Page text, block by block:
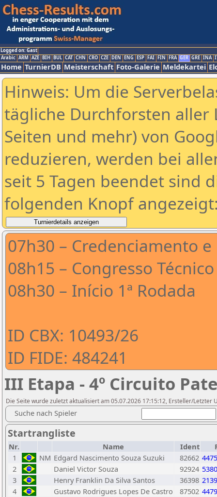
Logged on: Gast
Arabic ARM AZE BIH BUL CAT CHN CRO CZE DEN ENG ESP FAI FIN FRA GER GRE INA
Home TurnierDB Meisterschaft Foto-Galerie Meldekartei
Hinweis: Um die
tägliche Durchforsten aller
Seiten und mehr) von
reduzieren, werden bei
seit 5 Tagen beendet sind
folgenden Knopf
07h30 – Credenciamento
08h15 – Congresso
08h30 – Início 1ª Rodada
ID CBX: 10493/26
ID FIDE: 484241
III Etapa - 4º Circuito
Die Seite wurde zuletzt aktualisiert am 05.07.2026 17:15:12, Ersteller/Letzter
Suche nach Spieler
Startrangliste
Nr. Name Ident
1
NM Edgard Nascimento Souza Suzuki 82662
2
Daniel Victor Souza 92924
3
Henry Franklin Da Silva Santos 36398
4
Gustavo Rodrigues Lopes De Castro 87502